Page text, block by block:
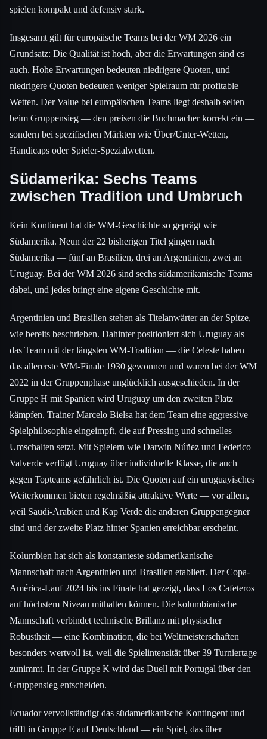
spielen kompakt und defensiv stark.
Insgesamt gilt für europäische Teams bei der WM 2026 ein
Grundsatz: Die Qualität ist hoch, aber die Erwartungen sind es
auch. Hohe Erwartungen bedeuten niedrigere Quoten, und
niedrigere Quoten bedeuten weniger Spielraum für profitable
Wetten. Der Value bei europäischen Teams liegt deshalb selten
beim Gruppensieg — den preisen die Buchmacher korrekt ein —
sondern bei spezifischen Märkten wie Über/Unter-Wetten,
Handicaps oder Spieler-Spezialwetten.
Südamerika: Sechs Teams
zwischen Tradition und Umbruch
Kein Kontinent hat die WM-Geschichte so geprägt wie
Südamerika. Neun der 22 bisherigen Titel gingen nach
Südamerika — fünf an Brasilien, drei an Argentinien, zwei an
Uruguay. Bei der WM 2026 sind sechs südamerikanische Teams
dabei, und jedes bringt eine eigene Geschichte mit.
Argentinien und Brasilien stehen als Titelanwärter an der Spitze,
wie bereits beschrieben. Dahinter positioniert sich Uruguay als
das Team mit der längsten WM-Tradition — die Celeste haben
das allererste WM-Finale 1930 gewonnen und waren bei der WM
2022 in der Gruppenphase unglücklich ausgeschieden. In der
Gruppe H mit Spanien wird Uruguay um den zweiten Platz
kämpfen. Trainer Marcelo Bielsa hat dem Team eine aggressive
Spielphilosophie eingeimpft, die auf Pressing und schnelles
Umschalten setzt. Mit Spielern wie Darwin Núñez und Federico
Valverde verfügt Uruguay über individuelle Klasse, die auch
gegen Topteams gefährlich ist. Die Quoten auf ein uruguayisches
Weiterkommen bieten regelmäßig attraktive Werte — vor allem,
weil Saudi-Arabien und Kap Verde die anderen Gruppengegner
sind und der zweite Platz hinter Spanien erreichbar erscheint.
Kolumbien hat sich als konstanteste südamerikanische
Mannschaft nach Argentinien und Brasilien etabliert. Der Copa-
América-Lauf 2024 bis ins Finale hat gezeigt, dass Los Cafeteros
auf höchstem Niveau mithalten können. Die kolumbianische
Mannschaft verbindet technische Brillanz mit physischer
Robustheit — eine Kombination, die bei Weltmeisterschaften
besonders wertvoll ist, weil die Spielintensität über 39 Turniertage
zunimmt. In der Gruppe K wird das Duell mit Portugal über den
Gruppensieg entscheiden.
Ecuador vervollständigt das südamerikanische Kontingent und
trifft in Gruppe E auf Deutschland — ein Spiel, das über